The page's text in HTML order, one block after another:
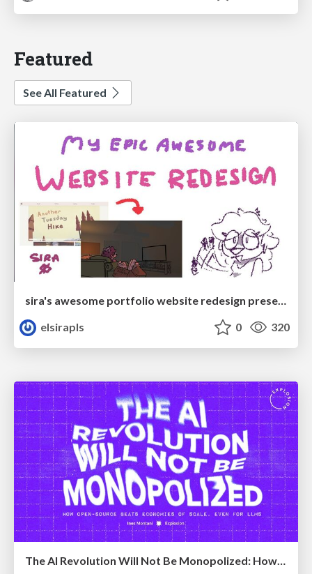
Featured
See All Featured
sira's awesome portfolio website redesign presentation
elsirapls
0 320